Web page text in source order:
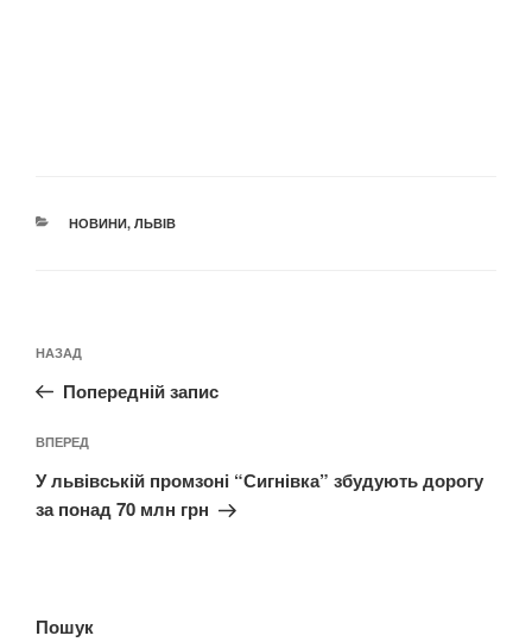
КАТЕГОРІЇ
НОВИНИ, ЛЬВІВ
записів
Попередній
запис:
НАЗАД
Попередній запис
Наступний
запис
ВПЕРЕД
У львівській промзоні “Сигнівка” збудують дорогу
за понад 70 млн грн
Пошук